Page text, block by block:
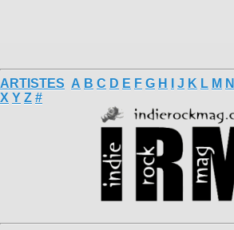
ARTISTES A B C D E F G H J K L M N
X Y Z #